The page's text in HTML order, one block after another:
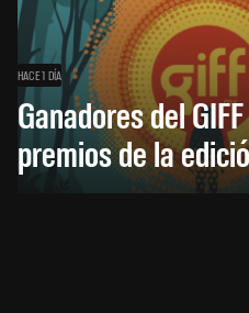
HACE 1 DÍA
Ganadores del
premios de la